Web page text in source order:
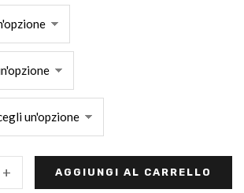
+ AGGIUNGI AL CARRELLO